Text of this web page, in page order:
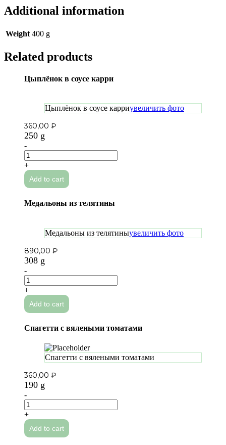
Additional information
Weight 400 g
Related products
Цыплёнок в соусе карри
Цыплёнок в соусе карриувеличить фото
360,00 ₽
250 g
-
Цыплёнок
в
соусе
карри
quantity
+
Add to cart
Медальоны из телятины
Медальоны из телятиныувеличить фото
890,00 ₽
308 g
-
Медальоны
из
телятины
quantity
+
Add to cart
Спагетти с вялеными томатами
Спагетти с вялеными томатами
360,00 ₽
190 g
-
Спагетти
с
вялеными
томатами
quantity
+
Add to cart